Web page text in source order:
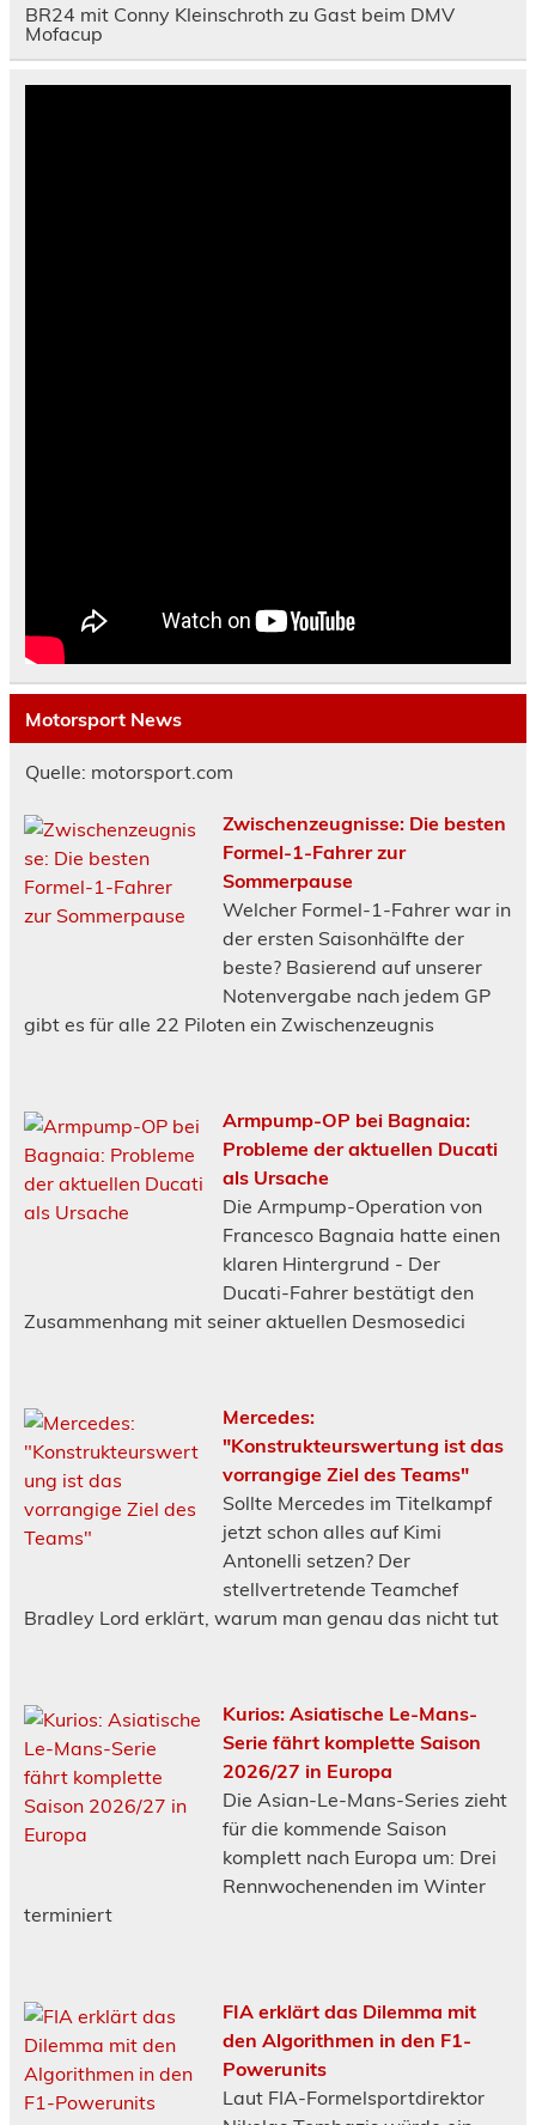
BR24 mit Conny Kleinschroth zu Gast beim DMV
Mofacup
Motorsport News
Quelle: motorsport.com
Zwischenzeugnisse: Die besten
Formel-1-Fahrer zur
Sommerpause
Welcher Formel-1-Fahrer war in
der ersten Saisonhälfte der
beste? Basierend auf unserer
Notenvergabe nach jedem GP
gibt es für alle 22 Piloten ein Zwischenzeugnis
Armpump-OP bei Bagnaia:
Probleme der aktuellen Ducati
als Ursache
Die Armpump-Operation von
Francesco Bagnaia hatte einen
klaren Hintergrund - Der
Ducati-Fahrer bestätigt den
Zusammenhang mit seiner aktuellen Desmosedici
Mercedes:
"Konstrukteurswertung ist das
vorrangige Ziel des Teams"
Sollte Mercedes im Titelkampf
jetzt schon alles auf Kimi
Antonelli setzen? Der
stellvertretende Teamchef
Bradley Lord erklärt, warum man genau das nicht tut
Kurios: Asiatische Le-Mans-
Serie fährt komplette Saison
2026/27 in Europa
Die Asian-Le-Mans-Series zieht
für die kommende Saison
komplett nach Europa um: Drei
Rennwochenenden im Winter
terminiert
FIA erklärt das Dilemma mit
den Algorithmen in den F1-
Powerunits
Laut FIA-Formelsportdirektor